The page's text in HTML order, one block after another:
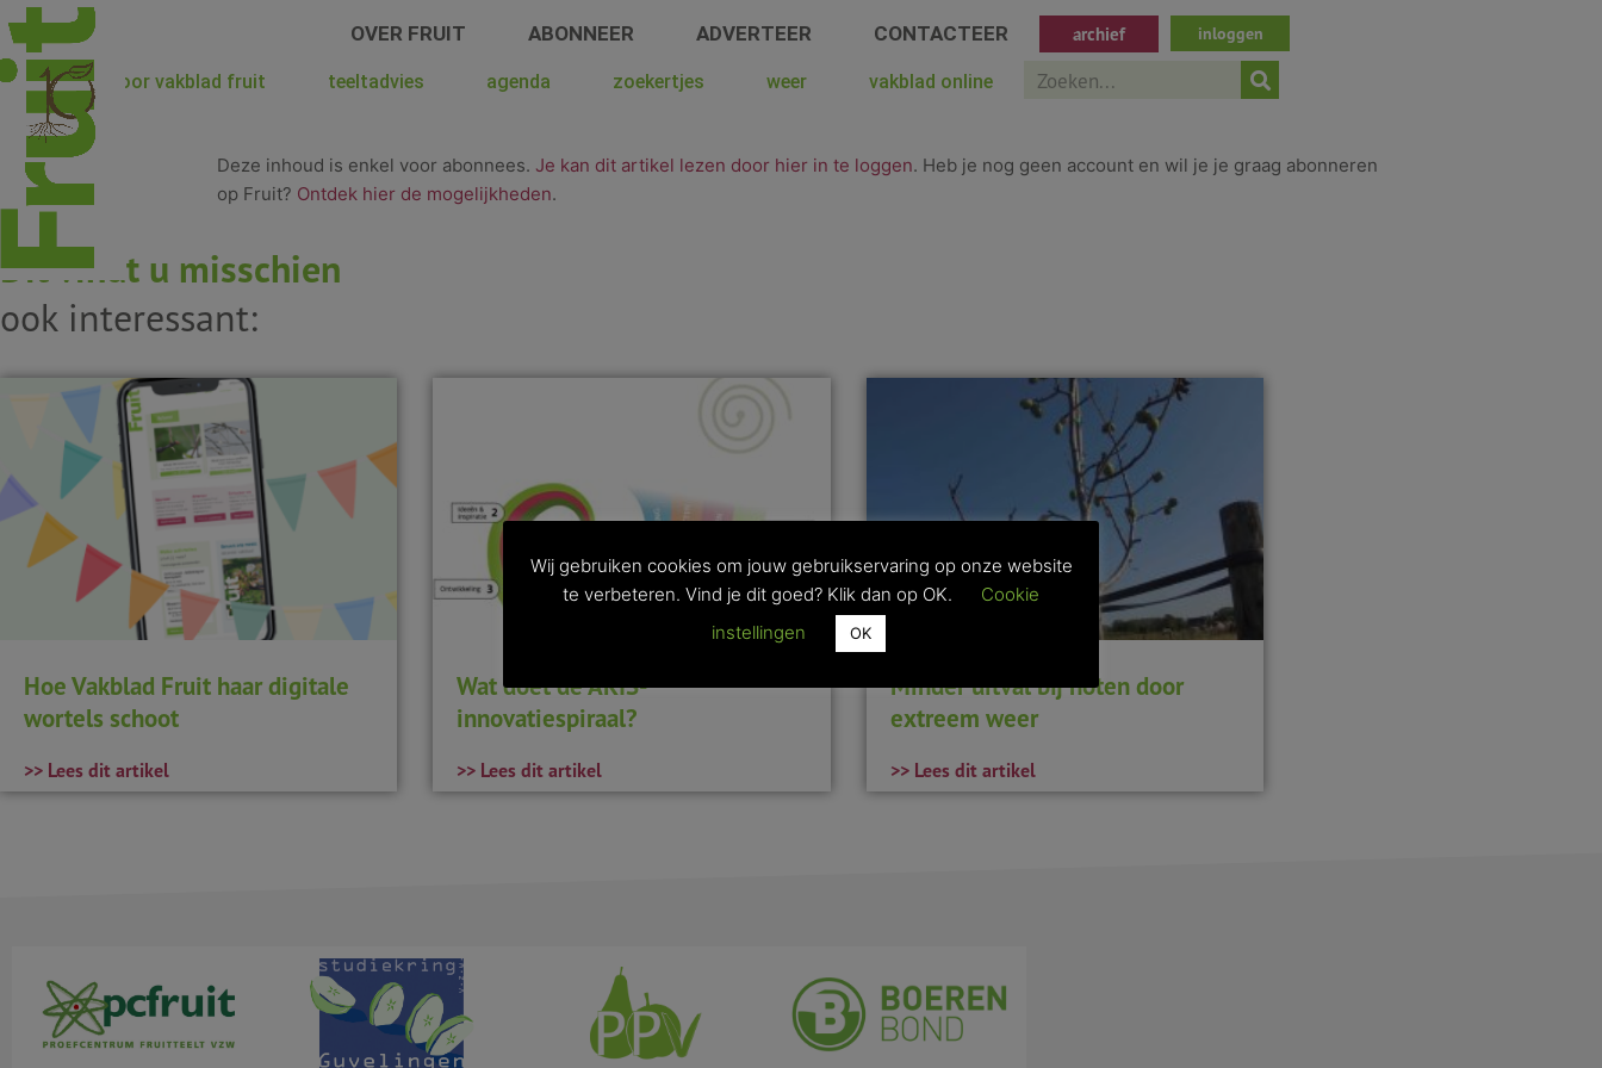
Spring
naar
de
inhoud
OVER FRUIT ABONNEER ADVERTEER CONTACTEER archief inloggen
hoera voor vakblad fruit teeltadvies agenda zoekertjes weer vakblad online Search
Deze inhoud is enkel voor abonnees. Je kan dit artikel lezen door hier in te loggen. Heb je nog geen account en wil je je graag abonneren
op Fruit? Ontdek hier de mogelijkheden.
Dit vindt u misschien
ook interessant:
Hoe Vakblad Fruit haar digitale
wortels schoot
>> Lees dit artikel
Wat doet de AKIS-
innovatiespiraal?
>> Lees dit artikel
Minder uitval bij noten door
extreem weer
>> Lees dit artikel
Wij gebruiken cookies om jouw gebruikservaring op onze website
te verbeteren. Vind je dit goed? Klik dan op OK.
Cookie
instellingen
OK